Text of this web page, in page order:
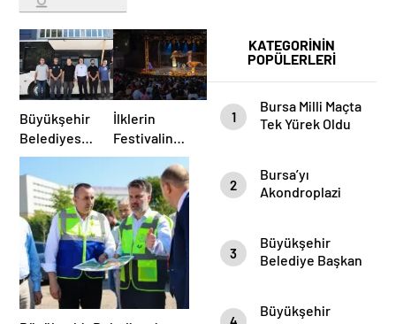
KATEGORİNİN
POPÜLERLERİ
1
Bursa Milli Maçta
Tek Yürek Oldu
2
Bursa’yı
Akondroplazi
3
Büyükşehir
Belediye Başkan
Marşın
Büyükşehir
Büyükşehir
Belediyesi’nden
Afetlere
Hazır İki
Yeni Mobil
Araç
İlklerin
Festivalinde
Çocuklar
Neşelii